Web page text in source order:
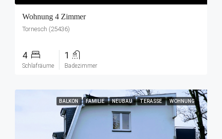
Wohnung 4 Zimmer
Tornesch (25436)
4
Schlafräume
1
Badezimmer
BALKON FAMILIE NEUBAU TERASSE WOHNUNG